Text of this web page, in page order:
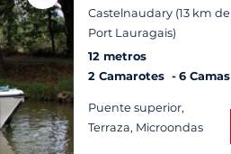
Castelnaudary (13 km de
Port Lauragais)
12 metros
2 Camarotes
6 Camas
Puente superior,
Terraza, Microondas